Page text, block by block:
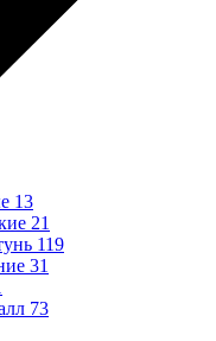
13
21
119
31
73